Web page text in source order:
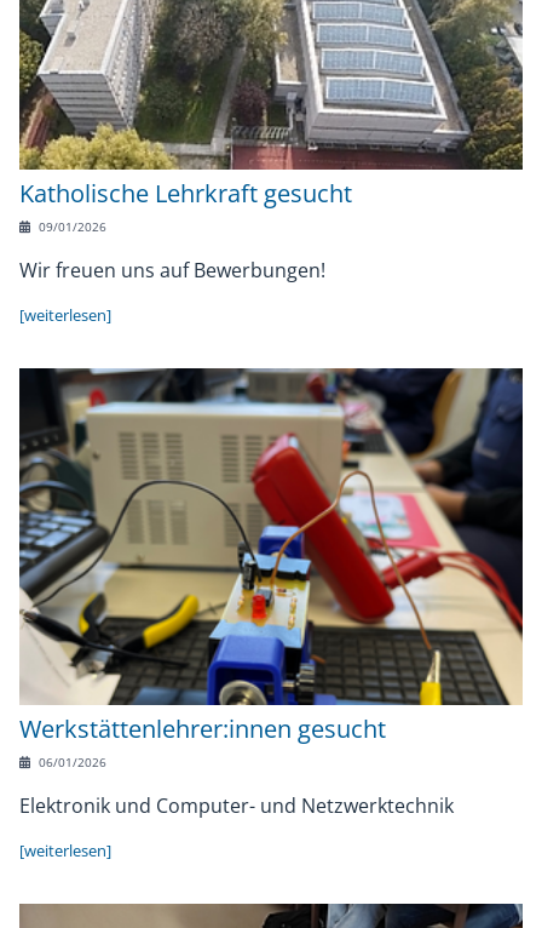
Katholische Lehrkraft gesucht
09/01/2026
Wir freuen uns auf Bewerbungen!
[weiterlesen]
Werkstättenlehrer:innen gesucht
06/01/2026
Elektronik und Computer- und Netzwerktechnik
[weiterlesen]